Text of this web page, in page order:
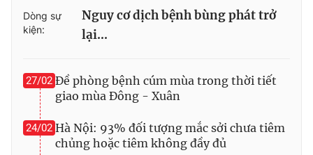
VTV4 Vươn mình bằng AI
Liên hệ tòa soạn English
Dòng sự
kiện:
Nguy cơ dịch bệnh bùng phát trở
lại...
27/02 Đề phòng bệnh cúm mùa trong thời tiết
giao mùa Đông - Xuân
24/02 Hà Nội: 93% đối tượng mắc sởi chưa tiêm
chủng hoặc tiêm không đầy đủ